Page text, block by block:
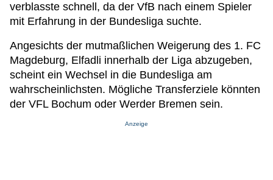
verblasste schnell, da der VfB nach einem Spieler
mit Erfahrung in der Bundesliga suchte.
Angesichts der mutmaßlichen Weigerung des 1. FC
Magdeburg, Elfadli innerhalb der Liga abzugeben,
scheint ein Wechsel in die Bundesliga am
wahrscheinlichsten. Mögliche Transferziele könnten
der VFL Bochum oder Werder Bremen sein.
Anzeige